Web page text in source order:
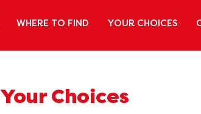
WHERE TO FIND YOUR CHOICES
Your Choices